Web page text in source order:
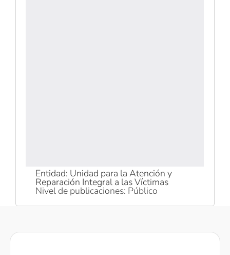
Entidad: Unidad para la Atención y
Reparación Integral a las Víctimas
Nivel de publicaciones: Público